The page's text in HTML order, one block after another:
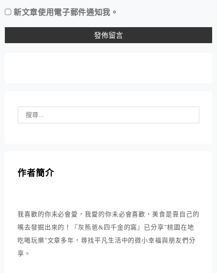
新文章使用電子郵件通知我。
作者簡介
我喜歡的你未必會愛，我愛的你未必會喜歡，美食是靠自己的
嘴去發掘出來的！『灰熊爸&四千金的窩』已分享"桃園在地
吃喝玩樂"文章多年，尋找平凡生活中的微小幸福與朋友們分
享。